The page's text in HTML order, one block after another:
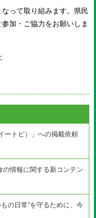
って取り組みます。県民
加・ご協力をお願いしま
ートピ）」への掲載依頼
情報に関する新コンテン
の日常”を守るために、今